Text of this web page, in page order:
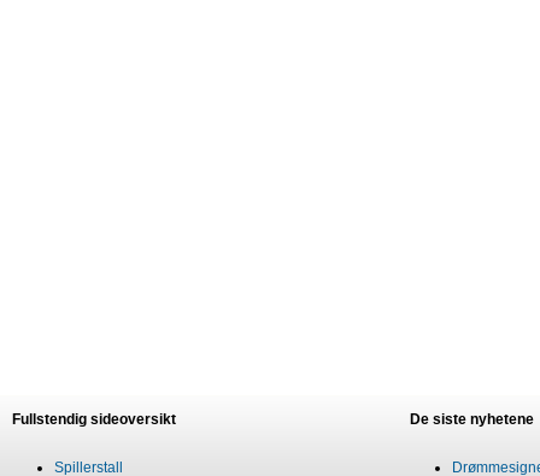
Fullstendig sideoversikt
Spillerstall
De siste nyhetene